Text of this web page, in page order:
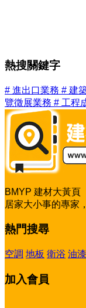
熱搜關鍵字
# 進出口業務 # 建
覽徵展業務 # 工程
BMYP 建材大黃頁
居家大小事的專家
熱門搜尋
空調 地板 衛浴 油漆
加入會員